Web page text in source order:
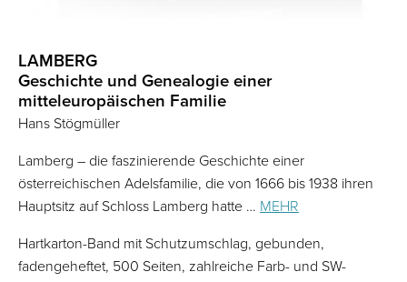
LAMBERG
Geschichte und Genealogie einer
mitteleuropäischen Familie
Hans Stögmüller
Lamberg – die faszinierende Geschichte einer
österreichischen Adelsfamilie, die von 1666 bis 1938 ihren
Hauptsitz auf Schloss Lamberg hatte … MEHR
Hartkarton-Band mit Schutzumschlag, gebunden,
fadengeheftet, 500 Seiten, zahlreiche Farb- und SW-